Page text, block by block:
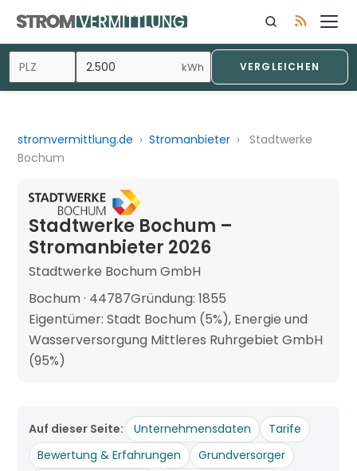
kWh VERGLEICHEN
stromvermittlung.de › Stromanbieter ›
Stadtwerke
Bochum
Stadtwerke Bochum –
Stromanbieter 2026
Stadtwerke Bochum GmbH
Bochum · 44787Gründung: 1855
Eigentümer: Stadt Bochum (5%), Energie und
Wasserversorgung Mittleres Ruhrgebiet GmbH
(95%)
Auf dieser Seite: Unternehmensdaten
Tarife
Bewertung & Erfahrungen
Grundversorger